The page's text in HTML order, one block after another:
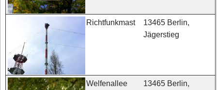
Richtfunkmast
13465 Berlin,
Jägerstieg
Welfenallee 13465 Berlin,